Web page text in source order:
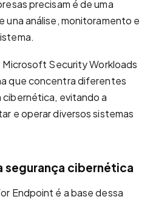
precisam é de uma
unaanálise, monitoramento e
Microsoft SecurityWorkloads
que concentra diferentes
evitando a
e operar diversos sistemas
segurança cibernética
Endpoint é a base dessa